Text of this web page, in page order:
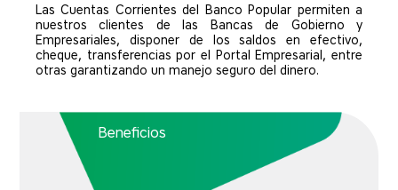
Las Cuentas Corrientes del Banco Popular permiten a
nuestros clientes de las Bancas de Gobierno y
Empresariales, disponer de los saldos en efectivo,
cheque, transferencias por el Portal Empresarial, entre
otras garantizando un manejo seguro del dinero.
Beneficios